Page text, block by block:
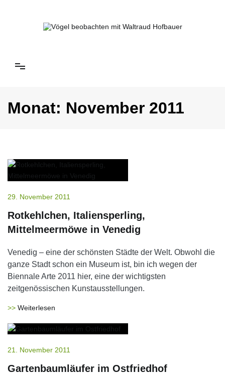
Monat: November 2011
29. November 2011
Rotkehlchen, Italiensperling,
Mittelmeermöwe in Venedig
Venedig – eine der schönsten Städte der Welt. Obwohl die
ganze Stadt schon ein Museum ist, bin ich wegen der
Biennale Arte 2011 hier, eine der wichtigsten
zeitgenössischen Kunstausstellungen.
Weiterlesen
21. November 2011
Gartenbaumläufer im Ostfriedhof